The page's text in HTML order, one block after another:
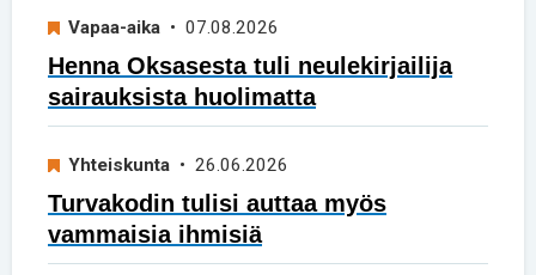
Vapaa-aika • 07.08.2026
Henna Oksasesta tuli neulekirjailija
sairauksista huolimatta
Yhteiskunta • 26.06.2026
Turvakodin tulisi auttaa myös
vammaisia ihmisiä